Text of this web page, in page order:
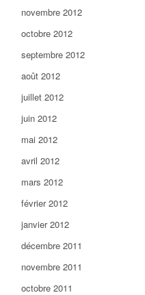
novembre 2012
octobre 2012
septembre 2012
août 2012
juillet 2012
juin 2012
mai 2012
avril 2012
mars 2012
février 2012
janvier 2012
décembre 2011
novembre 2011
octobre 2011